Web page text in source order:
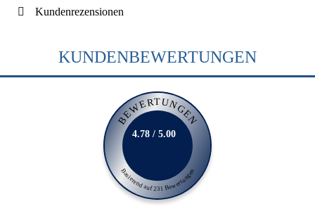
Kundenrezensionen
KUNDENBEWERTUNGEN
BEWERTUNGEN
Basierend auf 231 Bewertungen
4.78 / 5.00